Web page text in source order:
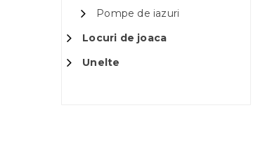
Pompe de iazuri
Locuri de joaca
Unelte